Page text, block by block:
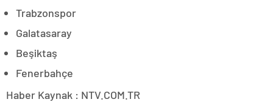
Trabzonspor
Galatasaray
Beşiktaş
Fenerbahçe
Haber Kaynak : NTV.COM.TR